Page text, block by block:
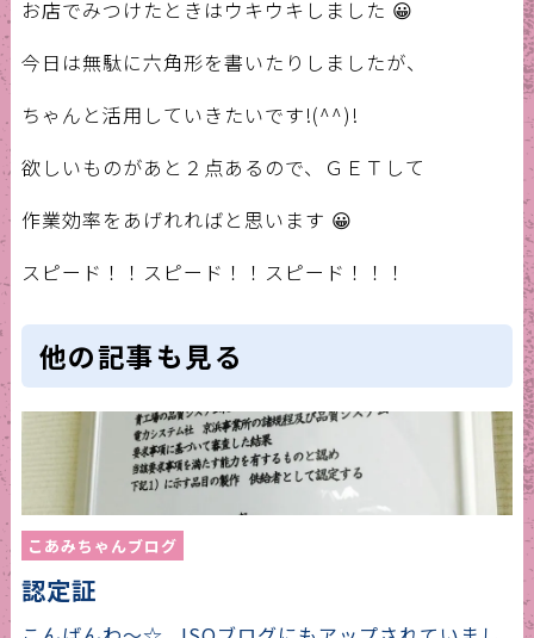
お店でみつけたときはウキウキしました 😀
今日は無駄に六角形を書いたりしましたが、
ちゃんと活用していきたいです!(^^)!
欲しいものがあと２点あるので、ＧＥＴして
作業効率をあげれればと思います 😀
スピード！！スピード！！スピード！！！
他の記事も見る
こあみちゃんブログ
認定証